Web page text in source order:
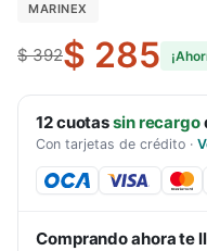
MARINEX
$ 392$ 285
12cuotassin recargo
Con tarjetas de crédito ·
Comprando ahora te